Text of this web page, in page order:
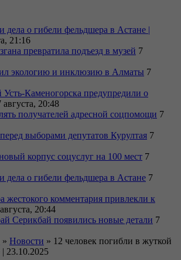
дела о гибели фельдшера в Астане |
21:16
превратила подъезд в музей 7
экологию и инклюзию в Алматы 7
Каменогорска предупредили о
августа, 20:48
получателей адресной соцпомощи 7
выборами депутатов Курултая 7
корпус соцуслуг на 100 мест 7
дела о гибели фельдшера в Астане 7
комментария привлекли к
20:44
Серикбай появились новые детали 7
» Новости » 12 человек погибли в жуткой
23.10.2025